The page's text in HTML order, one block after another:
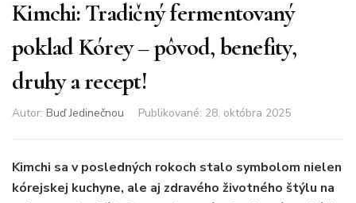
Kimchi: Tradičný fermentovaný
poklad Kórey – pôvod, benefity,
druhy a recept!
Autor: Buď Jedinečnou Publikované: 28. októbra 2025
Kimchi sa v posledných rokoch stalo symbolom nielen
kórejskej kuchyne, ale aj zdravého životného štýlu na